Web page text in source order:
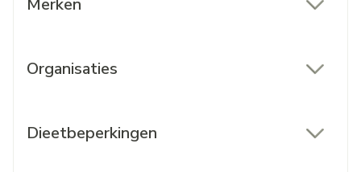
Merken
Organisaties
Dieetbeperkingen